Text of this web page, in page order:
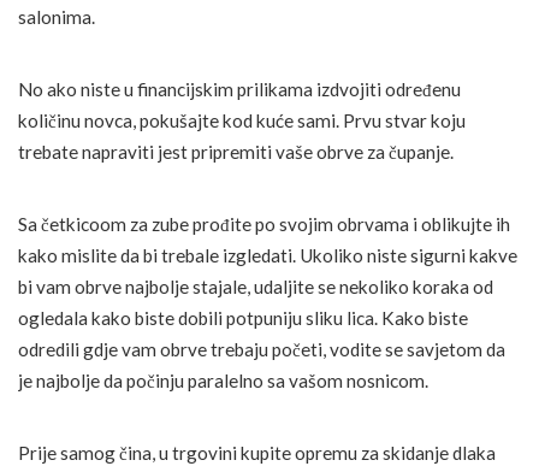
salonima.
No ako niste u financijskim prilikama izdvojiti određenu
količinu novca, pokušajte kod kuće sami. Prvu stvar koju
trebate napraviti jest pripremiti vaše obrve za čupanje.
Sa četkicoom za zube prođite po svojim obrvama i oblikujte ih
kako mislite da bi trebale izgledati. Ukoliko niste sigurni kakve
bi vam obrve najbolje stajale, udaljite se nekoliko koraka od
ogledala kako biste dobili potpuniju sliku lica. Kako biste
odredili gdje vam obrve trebaju početi, vodite se savjetom da
je najbolje da počinju paralelno sa vašom nosnicom.
Prije samog čina, u trgovini kupite opremu za skidanje dlaka